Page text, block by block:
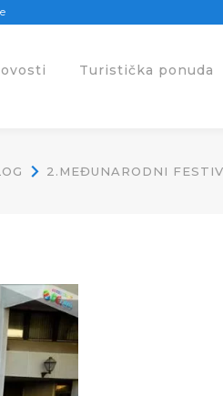
Turistička ponuda
2.MEĐUNARODNI